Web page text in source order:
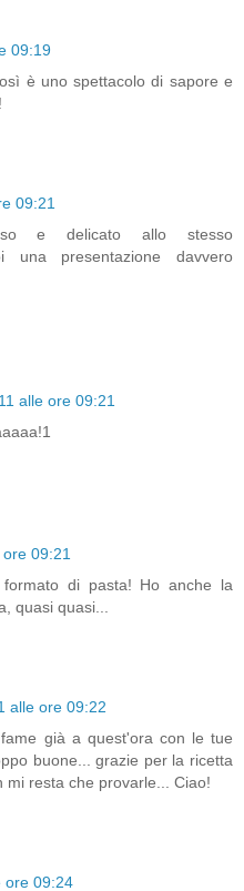
09:19
è uno spettacolo di sapore e
09:21
e delicato allo stesso
una presentazione davvero
alle ore 09:21
09:21
di pasta! Ho anche la
quasi quasi...
alle ore 09:22
già a quest'ora con le tue
buone... grazie per la ricetta
resta che provarle... Ciao!
ore 09:24